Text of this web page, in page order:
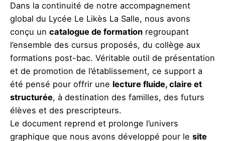
Dans la continuité de notre accompagnement
global du Lycée Le Likès La Salle, nous avons
conçu un catalogue de formation regroupant
l’ensemble des cursus proposés, du collège aux
formations post-bac. Véritable outil de présentation
et de promotion de l’établissement, ce support a
été pensé pour offrir une lecture fluide, claire et
structurée, à destination des familles, des futurs
élèves et des prescripteurs.
Le document reprend et prolonge l’univers
graphique que nous avons développé pour le site